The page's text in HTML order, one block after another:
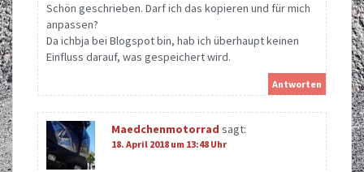
Schön geschrieben. Darf ich das kopieren und für mich
anpassen?
Da ichbja bei Blogspot bin, hab ich überhaupt keinen
Einfluss darauf, was gespeichert wird.
Antworten
Maedchenmotorrad sagt:
18. April 2018 um 13:48 Uhr